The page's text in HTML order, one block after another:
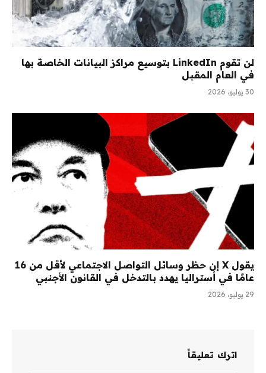
لن تقوم LinkedIn بتوسيع مراكز البيانات الخاصة بها
في العام المقبل
30 يوليو، 2026
يقول X إن حظر وسائل التواصل الاجتماعي لأقل من 16
عامًا في أستراليا يهدد بالتدخل في القانون الأجنبي
29 يوليو، 2026
اترك تعليقاً